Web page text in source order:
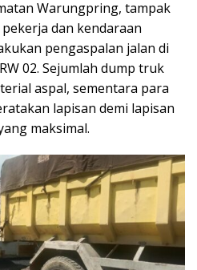
Warungpring, tampak
dan kendaraan
pengaspalan jalan di
02. Sejumlah dump truk
aspal, sementara para
lapisan demi lapisan
maksimal.